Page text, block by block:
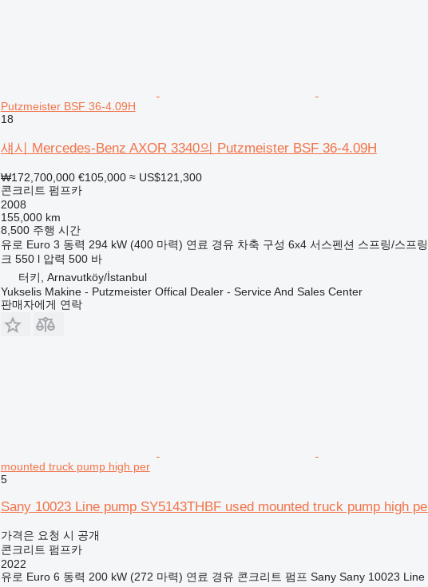
Putzmeister BSF 36-4.09H
18
섀시 Mercedes-Benz AXOR 3340의 Putzmeister BSF 36-4.09H
₩172,700,000 €105,000 ≈ US$121,300
콘크리트 펌프카
2008
155,000 km
8,500 주행 시간
유로 Euro 3 동력 294 kW (400 마력) 연료 경유 차축 구성 6x4 서스펜션 스프링/스프링
크 550 l 압력 500 바
터키, Arnavutköy/İstanbul
Yukselis Makine - Putzmeister Offical Dealer - Service And Sales Center
판매자에게 연락
mounted truck pump high per
5
Sany 10023 Line pump SY5143THBF used mounted truck pump high
가격은 요청 시 공개
콘크리트 펌프카
2022
유로 Euro 6 동력 200 kW (272 마력) 연료 경유 콘크리트 펌프 Sany Sany 10023